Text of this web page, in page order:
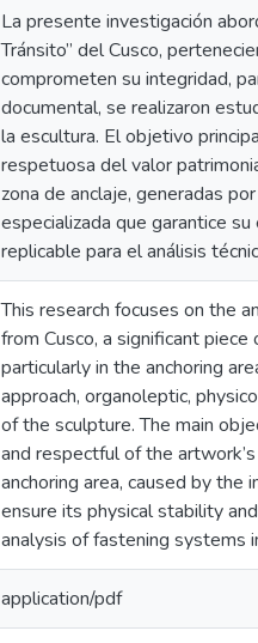
La presente investigación
Tránsito” del Cusco,
comprometen su integridad,
documental, se realizaron
la escultura. El objetivo
respetuosa del valor
zona de anclaje, generadas
especializada que garantice
replicable para el análisis
This research focuses on the
from Cusco, a significant
particularly in the anchoring
approach, organoleptic,
of the sculpture. The main
and respectful of the
anchoring area, caused by
ensure its physical stability
analysis of fastening systems
application/pdf